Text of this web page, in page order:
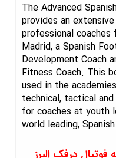
The Advanced
provides an
professional coaches
Madrid, a Spanish
Development Coach
Fitness Coach. This
used in the
technical, tactical
for coaches at
world leading,
درفک البرز